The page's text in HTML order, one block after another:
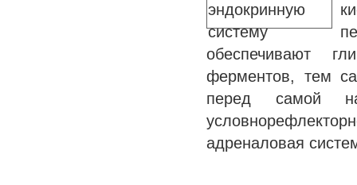
обеспечивают
ферментов, тем
перед самой
адреналовая